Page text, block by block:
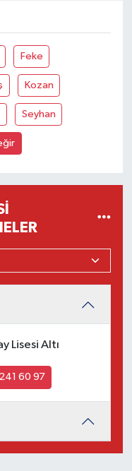
Feke
Kozan
Seyhan
Lisesi Altı
60 97